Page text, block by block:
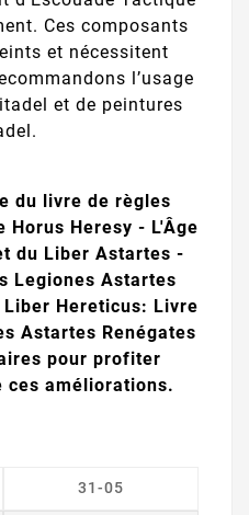
Ces composants
et nécessitent
l’usage
et de peintures
du livre de règles
Horus Heresy - L'Âge
du Liber Astartes -
Legiones Astartes
Hereticus: Livre
Astartes Renégates
pour profiter
ces améliorations.
31-05